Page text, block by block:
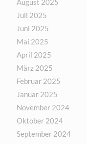
August 2025
Juli 2025
Juni 2025
Mai 2025
April 2025
März 2025
Februar 2025
Januar 2025
November 2024
Oktober 2024
September 2024